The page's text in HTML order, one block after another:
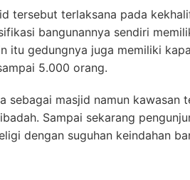
tersebut terlaksana pada
bangunannya sendiri
itu gedungnya juga memiliki
5.000 orang.
sebagai masjid namun kawasan
Sampai sekarang
dengan suguhan keindahan